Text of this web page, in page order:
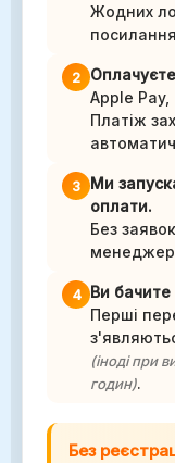
Жодних
2
Apple
Платіж
3
Ми
оплати.
Без
4 Ви бачите
Перші
(іноді при
годин).
Без